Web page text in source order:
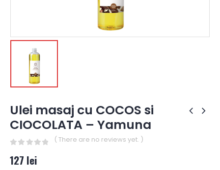
Ulei masaj cu COCOS si
CIOCOLATA – Yamuna
( There are no reviews yet. )
127 lei